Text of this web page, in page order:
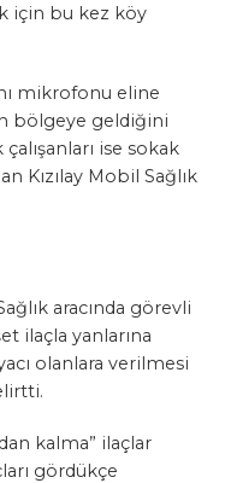
için bu kez köy
mikrofonu eline
bölgeye geldiğini
çalışanları ise sokak
Kızılay Mobil Sağlık
aracında görevli
ilaçla yanlarına
olanlara verilmesi
kalma” ilaçlar
gördükçe